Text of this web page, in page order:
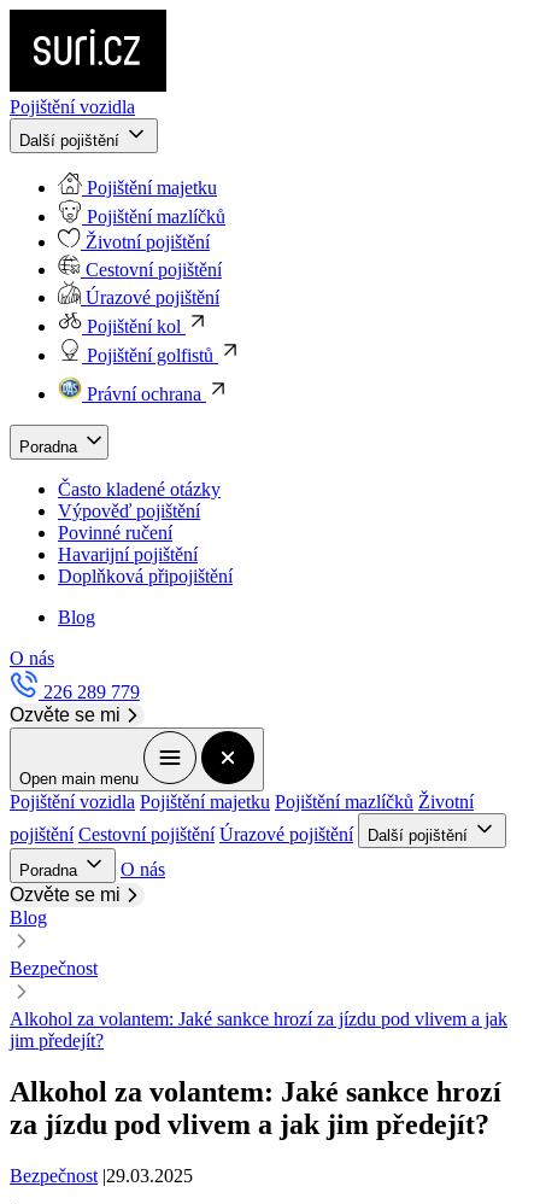
Pojištění vozidla
Další pojištění
Pojištění majetku
Pojištění mazlíčků
Životní pojištění
Cestovní pojištění
Úrazové pojištění
Pojištění kol
Pojištění golfistů
Právní ochrana
Poradna
Často kladené otázky
Výpověď pojištění
Povinné ručení
Havarijní pojištění
Doplňková připojištění
Blog
O nás
226 289 779
Ozvěte se mi
Open main menu
Pojištění vozidla Pojištění majetku Pojištění mazlíčků Životní
pojištění Cestovní pojištění Úrazové pojištění
Další pojištění
Poradna
O nás
Ozvěte se mi
Blog
Bezpečnost
Alkohol za volantem: Jaké sankce hrozí za jízdu pod vlivem a jak
jim předejít?
Alkohol za volantem: Jaké sankce hrozí
za jízdu pod vlivem a jak jim předejít?
Bezpečnost |29.03.2025